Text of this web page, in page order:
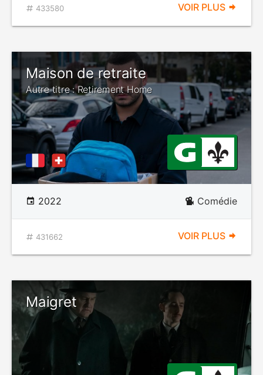
433580 VOIR PLUS
Maison de retraite
Autre titre : Retirement Home
2022 Comédie
431662 VOIR PLUS
Maigret